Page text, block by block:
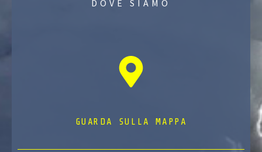
DOVE SIAMO
GUARDA SULLA MAPPA